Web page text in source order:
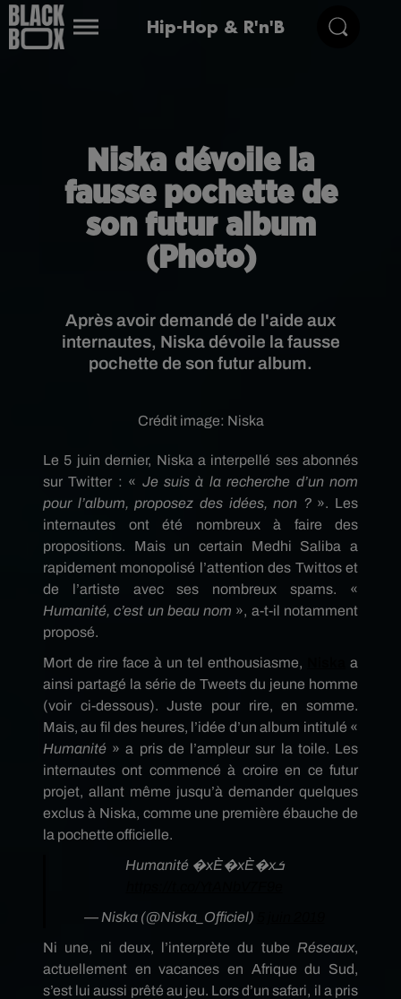
Hip-Hop & R'n'B
Niska dévoile la
fausse pochette de
son futur album
(Photo)
Après avoir demandé de l'aide aux
internautes, Niska dévoile la fausse
pochette de son futur album.
Crédit image: Niska
Le 5 juin dernier, Niska a interpellé ses abonnés
sur Twitter : « Je suis à la recherche d’un nom
pour l’album, proposez des idées, non ?». Les
internautes ont été nombreux à faire des
propositions. Mais un certain Medhi Saliba a
rapidement monopolisé l’attention des Twittos et
de l’artiste avec ses nombreux spams. «
Humanité, c’est un beau nom », a-t-il notamment
proposé.
Mort de rire face à un tel enthousiasme,
a
ainsi partagé la série de Tweets du jeune homme
(voir ci-dessous). Juste pour rire, en somme.
Mais, au fil des heures, l’idée d’un album intitulé «
Humanité » a pris de l’ampleur sur la toile. Les
internautes ont commencé à croire en ce futur
projet, allant même jusqu’à demander quelques
exclus à Niska, comme une première ébauche de
la pochette officielle.
Humanité �xÈ�xÈ�xܭ
— Niska (@Niska_Officiel)
Ni une, ni deux, l’interprète du tube Réseaux,
actuellement en vacances en Afrique du Sud,
s’est lui aussi prêté au jeu. Lors d’un safari, il a pris